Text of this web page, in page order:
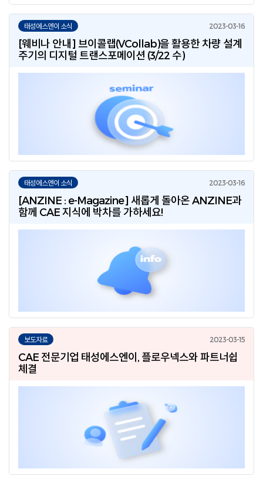
태성에스엔이 소식
[웨비나 안내] 브이콜랩(VCollab)을 활용한 차량 설계
주기의 디지털 트랜스포메이션 (3/22 수)
태성에스엔이 소식
[ANZINE : e-Magazine] 새롭게 돌아온 ANZINE과
함께 CAE 지식에 박차를 가하세요!
보도자료
CAE 전문기업 태성에스엔이, 플로우넥스와 파트너쉽
체결